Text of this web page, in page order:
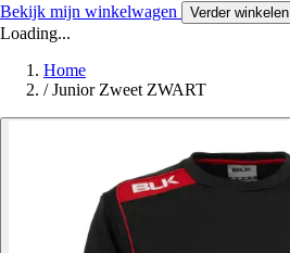
Bekijk mijn winkelwagen Verder winkelen
Loading...
Home
/ Junior Zweet ZWART